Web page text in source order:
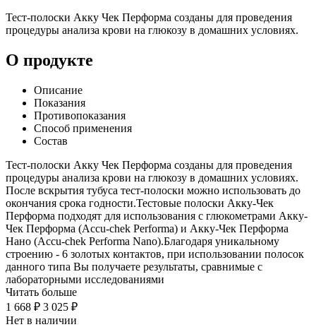
Тест-полоски Акку Чек Перформа созданы для проведения
процедуры анализа крови на глюкозу в домашних условиях.
О продукте
Описание
Показания
Противопоказания
Способ применения
Состав
Тест-полоски Акку Чек Перформа созданы для проведения
процедуры анализа крови на глюкозу в домашних условиях.
После вскрытия тубуса тест-полоски можно использовать до
окончания срока годности.Тестовые полоски Акку-Чек
Перформа подходят для использования с глюкометрами Акку-
Чек Перформа (Accu-chek Performa) и Акку-Чек Перформа
Нано (Accu-chek Performa Nano).Благодаря уникальному
строению - 6 золотых контактов, при использовании полосок
данного типа Вы получаете результаты, сравнимые с
лабораторными исследованиями
Читать больше
1 668 ₽ 3 025 ₽
Нет в наличии